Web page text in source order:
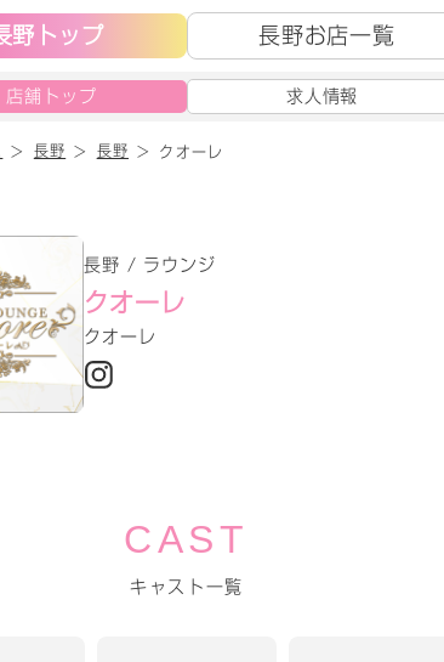
野トップ 長野お店一覧
店舗トップ 求人情報
長野 長野 クオーレ
長野 / ラウンジ
クオーレ
クオーレ
CAST
キャスト一覧